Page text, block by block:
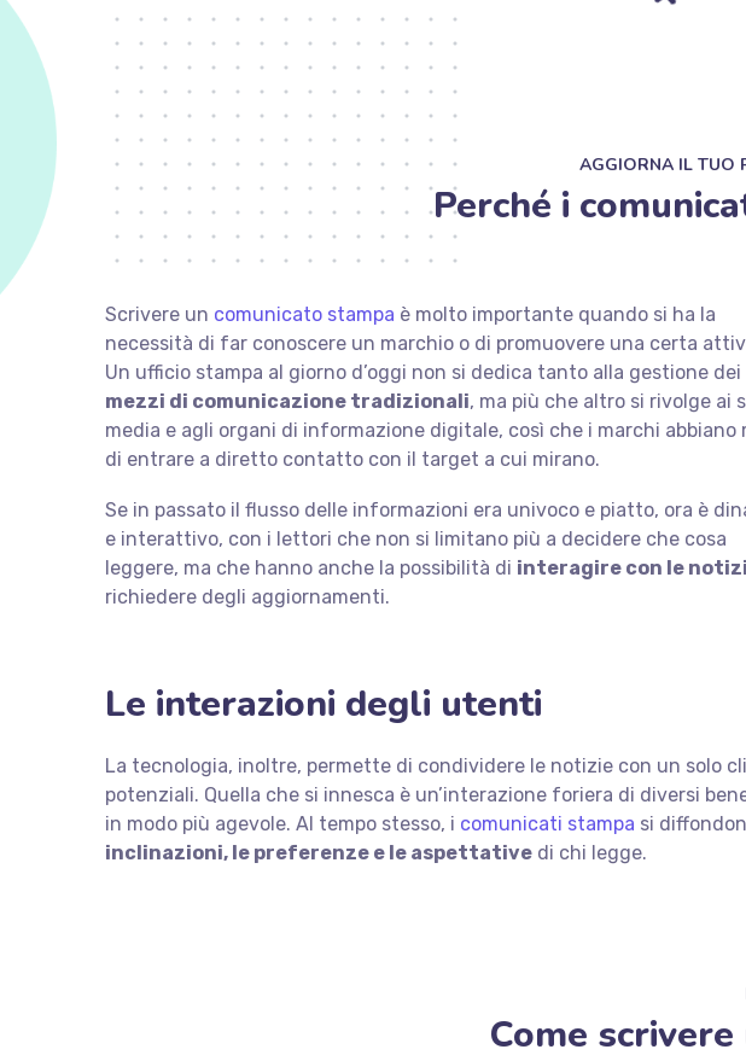
AGGIORNA IL TUO
Perché i
Scrivere un comunicato stampa è molto importante quando si ha la
necessità di far conoscere un marchio o di promuovere una certa
Un ufficio stampa al giorno d’oggi non si dedica tanto alla gestione dei
mezzi di comunicazione tradizionali, ma più che altro si rivolge ai
media e agli organi di informazione digitale, così che i marchi abbiano
di entrare a diretto contatto con il target a cui mirano.
Se in passato il flusso delle informazioni era univoco e piatto, ora è
e interattivo, con i lettori che non si limitano più a decidere che cosa
leggere, ma che hanno anche la possibilità di interagire con le
richiedere degli aggiornamenti.
Le interazioni degli utenti
La tecnologia, inoltre, permette di condividere le notizie con un solo
potenziali. Quella che si innesca è un’interazione foriera di diversi
in modo più agevole. Al tempo stesso, i comunicati stampa si
inclinazioni, le preferenze e le aspettative di chi legge.
Come